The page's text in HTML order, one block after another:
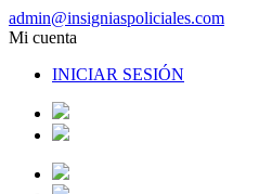
admin@insigniaspoliciales.com
Mi cuenta
INICIAR SESIÓN